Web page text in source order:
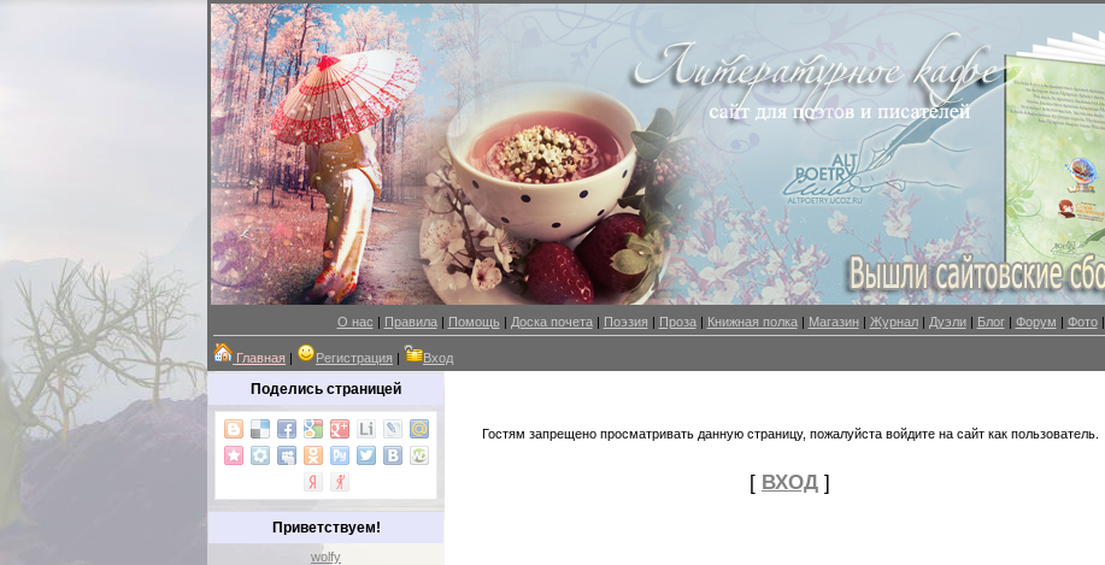
О нас | Правила| Помощь | Доска почета| Поэзия | Проза| Книжная полка| Магазин| Журнал| Дуэли| Блог| Форум | Фото|
Главная | Регистрация | Вход
Поделись страницей
Приветствуем!
wolfy
Гостям запрещено просматривать данную страницу, пожалуйста войдите на сайт как пользователь.
[ ВХОД ]